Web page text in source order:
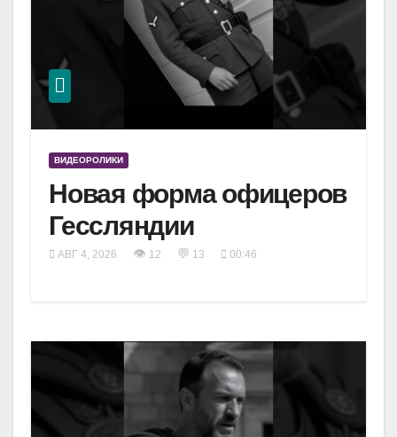
ВИДЕОРОЛИКИ
Новая форма офицеров
Гессляндии
АВГ 4, 2026 👁 12 💬 13 00:46